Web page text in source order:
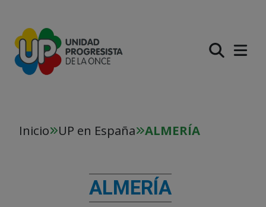
Inicio UP en España ALMERÍA
ALMERÍA